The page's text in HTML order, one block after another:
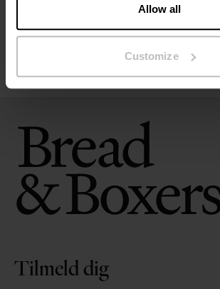
Allow all
Customize
Rekommenderade
Tilmeld dig